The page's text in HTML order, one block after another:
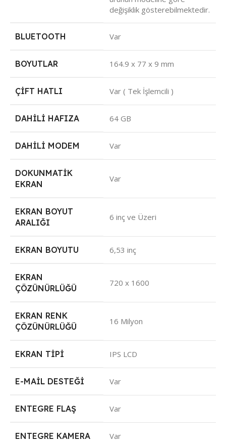
değişiklik gösterebilmektedir.
BLUETOOTH Var
BOYUTLAR 164.9 x 77 x 9 mm
ÇIFT HATLI Var ( Tek İşlemcili )
DAHILI HAFIZA 64 GB
DAHILI MODEM Var
DOKUNMATIK
EKRAN
Var
EKRAN BOYUT
ARALIĞI
6 inç ve Üzeri
EKRAN BOYUTU 6,53 inç
EKRAN
ÇÖZÜNÜRLÜĞÜ
720 x 1600
EKRAN RENK
ÇÖZÜNÜRLÜĞÜ
16 Milyon
EKRAN TIPI IPS LCD
E-MAIL DESTEĞI Var
ENTEGRE FLAŞ Var
ENTEGRE KAMERA Var